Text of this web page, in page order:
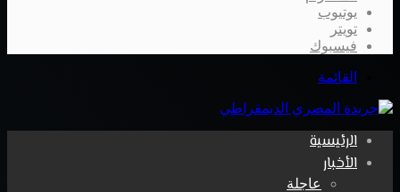
يوتيوب
تويتر
فيسبوك
القائمة
الرئيسية
الأخبار
عاجلة